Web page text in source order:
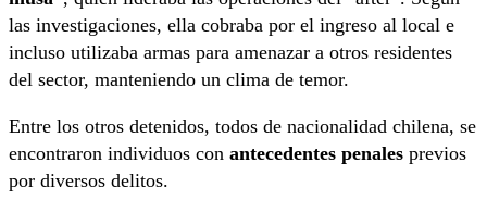
las investigaciones, ella cobraba por el ingreso al local e
incluso utilizaba armas para amenazar a otros residentes
del sector, manteniendo un clima de temor.
Entre los otros detenidos, todos de nacionalidad chilena, se
encontraron individuos con antecedentes penales previos
por diversos delitos.